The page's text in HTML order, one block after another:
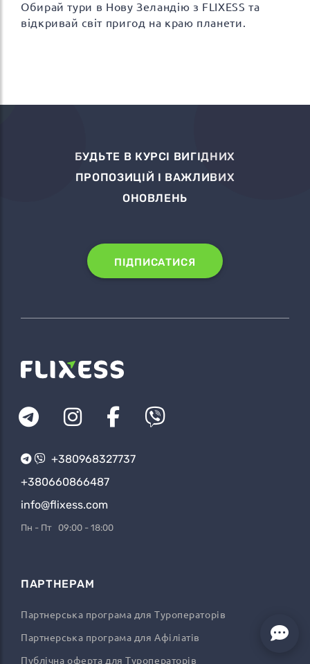
Обирай тури в Нову Зеландію з FLIXESS та
відкривай світ пригод на краю планети.
БУДЬТЕ В КУРСІ ВИГІДНИХ
ПРОПОЗИЦІЙ І ВАЖЛИВИХ
ОНОВЛЕНЬ
ПІДПИСАТИСЯ
+380968327737
+380660866487
info@flixess.com
Пн - Пт 09:00 - 18:00
ПАРТНЕРАМ
Партнерська програма для Туроператорів
Партнерська програма для Афіліатів
Публічна оферта для Туроператорів